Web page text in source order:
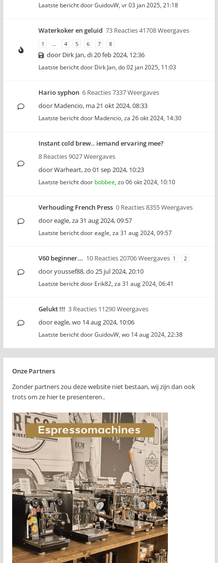
Laatste bericht doorGuidovW, vr 03 jan 2025, 21:18
Waterkoker en geluid 73 Reacties 41708 Weergaves
1 … 4 5 6 7 8
door Dirk Jan,di 20 feb 2024, 12:36
Laatste bericht door Dirk Jan, do 02 jan 2025, 11:03
Hario syphon 6 Reacties 7337 Weergaves
door Madencio, ma 21 okt 2024, 08:33
Laatste bericht door Madencio, za 26 okt 2024, 14:30
Instant cold brew.. iemand ervaring mee?
8 Reacties 9027 Weergaves
doorWarheart,zo 01 sep 2024, 10:23
Laatste bericht door bobbee, zo 06 okt 2024, 10:10
Verhouding French Press 0 Reacties 8355 Weergaves
dooreagle,za 31 aug 2024, 09:57
Laatste bericht dooreagle, za 31 aug 2024, 09:57
V60 beginner... 10 Reacties 20706 Weergaves 1 2
dooryoussef88,do 25 jul 2024, 20:10
Laatste bericht door Erik82, za 31 aug 2024, 06:41
Gelukt !!! 3 Reacties 11290 Weergaves
dooreagle,wo 14 aug 2024, 10:06
Laatste bericht doorGuidovW, wo 14 aug 2024, 22:38
Onze Partners
Zonder partners zou deze website niet bestaan, wij zijn dan ook
trots om ze hier te presenteren..